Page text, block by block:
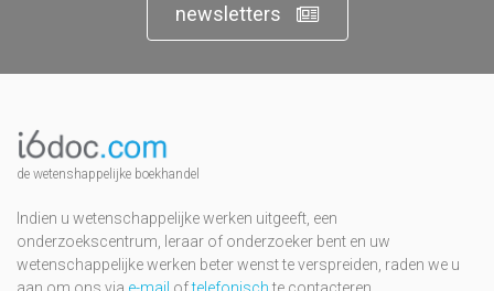
newsletters
de wetenshappelijke boekhandel
Indien u wetenschappelijke werken uitgeeft, een
onderzoekscentrum, leraar of onderzoeker bent en uw
wetenschappelijke werken beter wenst te verspreiden, raden we u